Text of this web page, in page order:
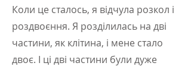
Коли це сталось, я відчула розкол і
роздвоєння. Я розділилась на дві
частини, як клітина, і мене стало
двоє. І ці дві частини були дуже